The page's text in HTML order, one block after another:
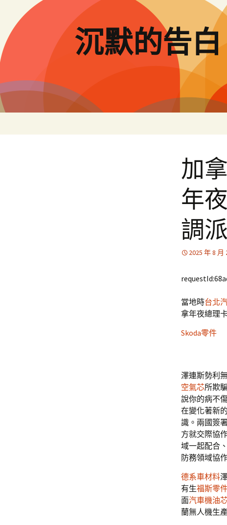
要
內
容
沉默的告白
加
年
調
2025 年 8 月
當地時台北
拿年夜總理
Skoda零件
澤連斯勢利
空氣芯所欺
說你的病不
在變化著新
識。兩國簽
方就交際協
域一起配合
防務領域協
德系車材料
有生福斯零
面汽車機油
蘭無人機生